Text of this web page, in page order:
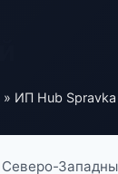
» ИП Hub Spravka
Северо-